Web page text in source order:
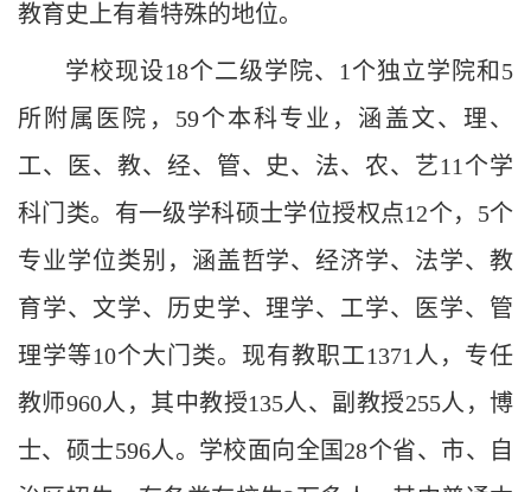
教育史上有着特殊的地位。
学校现设18个二级学院、 1 个独立学院和 5
所附属医院， 59个本科专业，涵盖文、理、
工、医、教、经、管、史、法、农、艺11 个学
科门类。有一级学科硕士学位授权点12个， 5个
专业学位类别，涵盖哲学、经济学、法学、教
育学、文学、历史学、理学、工学、医学、管
理学等10个大门类。现有教职工1371 人，专任
教师960人，其中教授135人、副教授255人，博
士、硕士596人。学校面向全国 28个省、市、自